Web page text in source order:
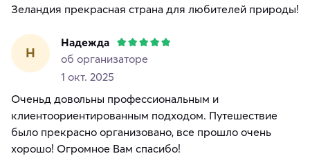
Зеландия прекрасная страна для любителей природы!
Н
Надежда
об организаторе
1 окт. 2025
Оченьд довольны профессиональным и
клиентоориентированным подходом. Путешествие
было прекрасно организовано, все прошло очень
хорошо! Огромное Вам спасибо!